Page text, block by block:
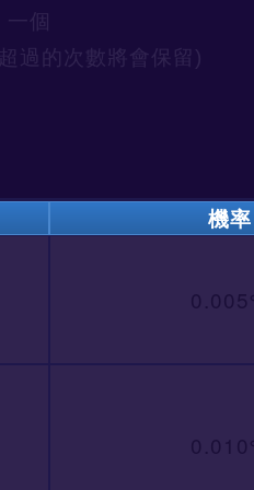
個
過的次數將會保留)
機率